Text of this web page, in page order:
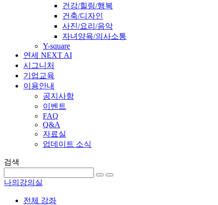
건강/힐링/행복
건축/디자인
사진/요리/음악
자녀양육/의사소통
Y-square
연세 NEXT AI
시그니처
기업교육
이용안내
공지사항
이벤트
FAQ
Q&A
자료실
업데이트 소식
검색
나의강의실
전체 강좌